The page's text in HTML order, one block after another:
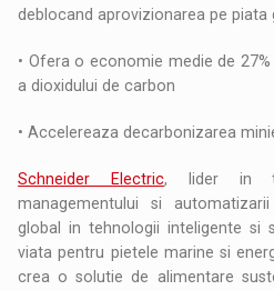
deblocand aprovizionarea pe piata
• Ofera o economie medie de
a dioxidului de carbon
• Accelereaza decarbonizarea
Schneider Electric, lider in
managementului si
global in tehnologii inteligente si
viata pentru pietele marine si
crea o solutie de alimentare